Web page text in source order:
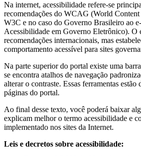
Na internet, acessibilidade refere-se
recomendações do WCAG (World
W3C e no caso do Governo Brasileiro ao
Acessibilidade em Governo Eletrônico). O
recomendações internacionais, mas
comportamento acessível para sites
Na parte superior do portal existe uma
se encontra atalhos de navegação
alterar o contraste. Essas ferramentas estão
páginas do portal.
Ao final desse texto, você poderá baixar
explicam melhor o termo acessibilidade e
implementado nos sites da Internet.
Leis e decretos sobre acessibilidade: